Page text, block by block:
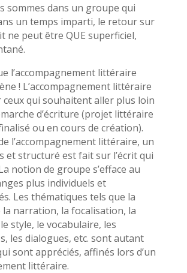
sommes dans un groupe qui
un temps imparti, le retour sur
ne peut être QUE superficiel,
l’accompagnement littéraire
! L’accompagnement littéraire
qui souhaitent aller plus loin
d’écriture (projet littéraire
ou en cours de création).
l’accompagnement littéraire, un
et structuré est fait sur l’écrit qui
notion de groupe s’efface au
plus individuels et
Les thématiques tels que la
narration, la focalisation, la
style, le vocabulaire, les
les dialogues, etc. sont autant
sont appréciés, affinés lors d’un
littéraire.